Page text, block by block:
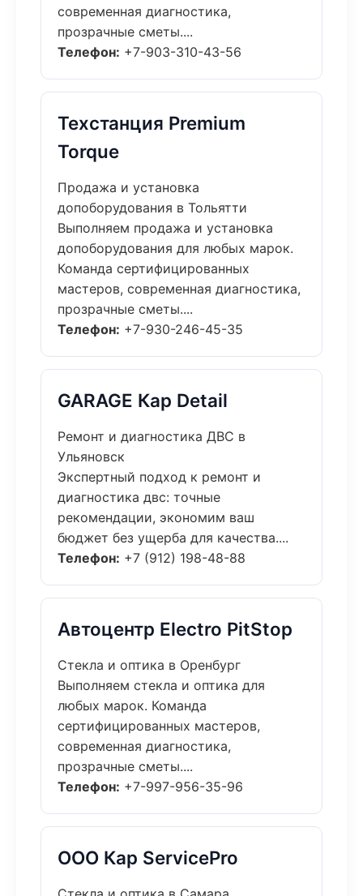
современная диагностика,
прозрачные сметы....
Телефон: +7-903-310-43-56
Техстанция Premium
Torque
Продажа и установка
допоборудования в Тольятти
Выполняем продажа и установка
допоборудования для любых марок.
Команда сертифицированных
мастеров, современная диагностика,
прозрачные сметы....
Телефон: +7-930-246-45-35
GARAGE Кар Detail
Ремонт и диагностика ДВС в
Ульяновск
Экспертный подход к ремонт и
диагностика двс: точные
рекомендации, экономим ваш
бюджет без ущерба для качества....
Телефон: +7 (912) 198-48-88
Автоцентр Electro PitStop
Стекла и оптика в Оренбург
Выполняем стекла и оптика для
любых марок. Команда
сертифицированных мастеров,
современная диагностика,
прозрачные сметы....
Телефон: +7-997-956-35-96
ООО Кар ServicePro